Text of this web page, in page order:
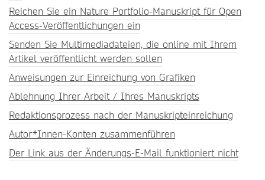
Reichen Sie ein Nature Portfolio-Manuskript für Open
Access-Veröffentlichungen ein
Senden Sie Multimediadateien, die online mit Ihrem
Artikel veröffentlicht werden sollen
Anweisungen zur Einreichung von Grafiken
Ablehnung Ihrer Arbeit / Ihres Manuskripts
Redaktionsprozess nach der Manuskripteinreichung
Autor*Innen-Konten zusammenführen
Der Link aus der Änderungs-E-Mail funktioniert nicht